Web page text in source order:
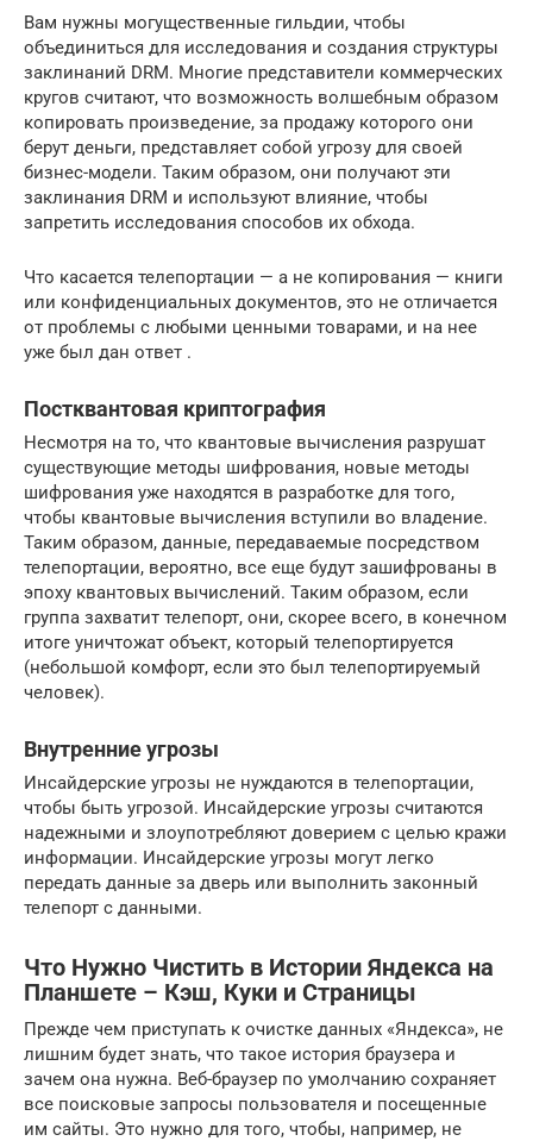
Вам нужны могущественные гильдии, чтобы
объединиться для исследования и создания структуры
заклинаний DRM. Многие представители коммерческих
кругов считают, что возможность волшебным образом
копировать произведение, за продажу которого они
берут деньги, представляет собой угрозу для своей
бизнес-модели. Таким образом, они получают эти
заклинания DRM и используют влияние, чтобы
запретить исследования способов их обхода.
Что касается телепортации — а не копирования — книги
или конфиденциальных документов, это не отличается
от проблемы с любыми ценными товарами, и на нее
уже был дан ответ .
Постквантовая криптография
Несмотря на то, что квантовые вычисления разрушат
существующие методы шифрования, новые методы
шифрования уже находятся в разработке для того,
чтобы квантовые вычисления вступили во владение.
Таким образом, данные, передаваемые посредством
телепортации, вероятно, все еще будут зашифрованы в
эпоху квантовых вычислений. Таким образом, если
группа захватит телепорт, они, скорее всего, в конечном
итоге уничтожат объект, который телепортируется
(небольшой комфорт, если это был телепортируемый
человек).
Внутренние угрозы
Инсайдерские угрозы не нуждаются в телепортации,
чтобы быть угрозой. Инсайдерские угрозы считаются
надежными и злоупотребляют доверием с целью кражи
информации. Инсайдерские угрозы могут легко
передать данные за дверь или выполнить законный
телепорт с данными.
Что Нужно Чистить в Истории Яндекса на
Планшете – Кэш, Куки и Страницы
Прежде чем приступать к очистке данных «Яндекса», не
лишним будет знать, что такое история браузера и
зачем она нужна. Веб-браузер по умолчанию сохраняет
все поисковые запросы пользователя и посещенные
им сайты. Это нужно для того, чтобы, например, не